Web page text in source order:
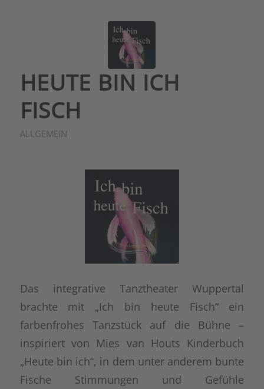
HEUTE BIN ICH
FISCH
ALLGEMEIN
Das integrative Tanztheater Wuppertal
brachte mit „Ich bin heute Fisch“ ein
farbenfrohes Tanzstück auf die Bühne –
inspiriert von Mies van Houts Kinderbuch
„Heute bin ich“, in dem unter anderem bunte
Fische Stimmungen und Gefühle